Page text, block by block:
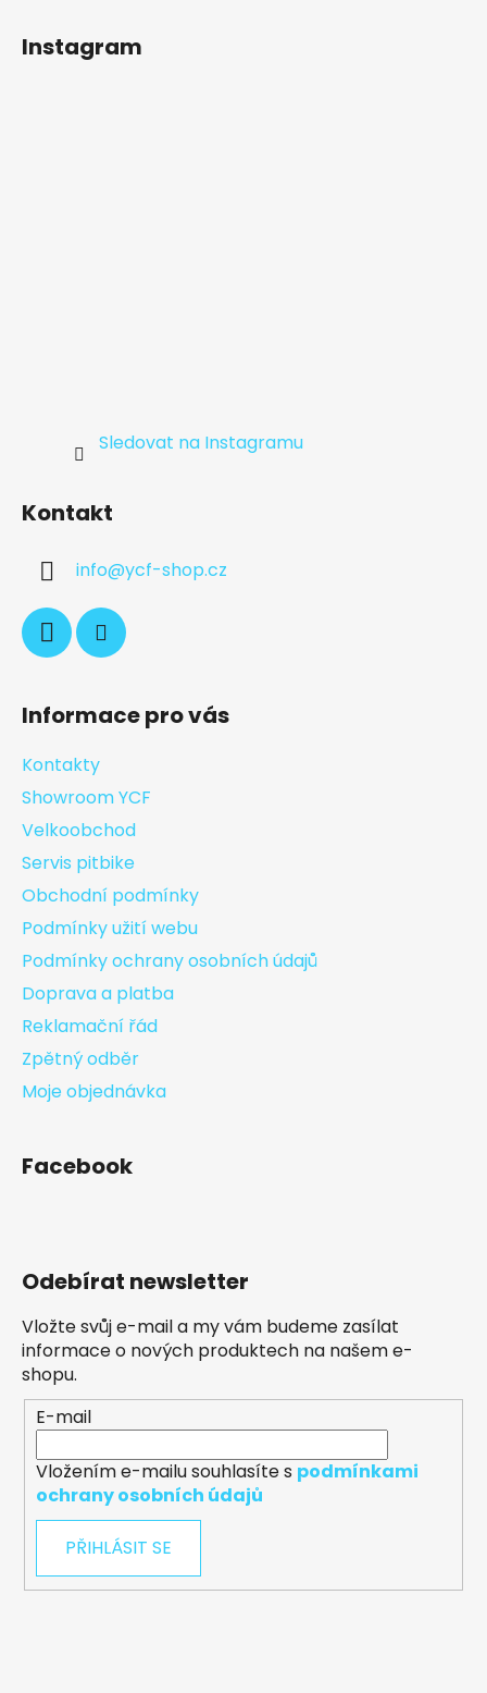
Instagram
Sledovat na Instagramu
Kontakt
info@ycf-shop.cz
Informace pro vás
Kontakty
Showroom YCF
Velkoobchod
Servis pitbike
Obchodní podmínky
Podmínky užití webu
Podmínky ochrany osobních údajů
Doprava a platba
Reklamační řád
Zpětný odběr
Moje objednávka
Facebook
Odebírat newsletter
Vložte svůj e-mail a my vám budeme zasílat
informace o nových produktech na našem e-
shopu.
E-mail
Vložením e-mailu souhlasíte s podmínkami
ochrany osobních údajů
PŘIHLÁSIT SE